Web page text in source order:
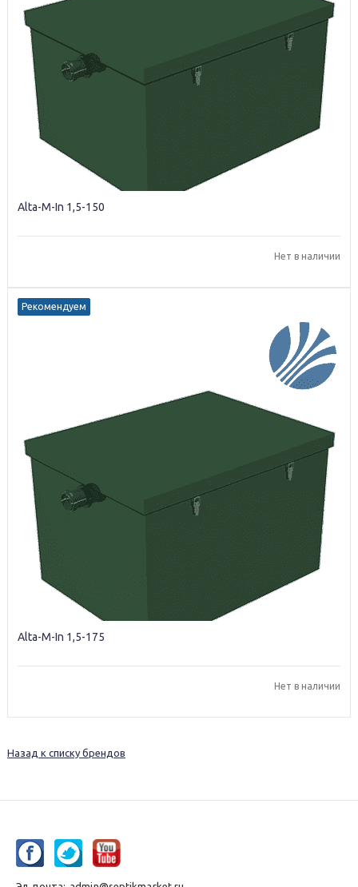
Alta-M-In 1,5-150
Нет в наличии
Рекомендуем
Alta-M-In 1,5-175
Нет в наличии
Назад к списку брендов